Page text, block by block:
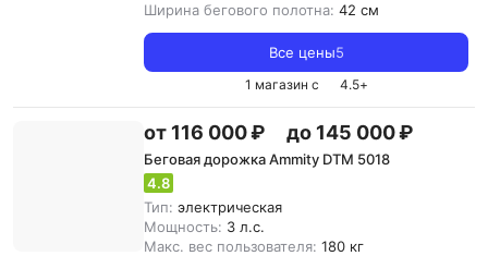
Ширина бегового полотна: 42 см
Все цены5
1 магазин с 4.5+
от 116 000 ₽ до 145 000 ₽
Беговая дорожка Ammity DTM 5018
4.8
Тип: электрическая
Мощность: 3 л.с.
Макс. вес пользователя: 180 кг